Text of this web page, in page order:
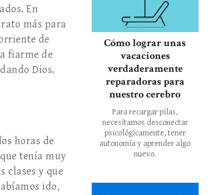
En
más para
de
fiarme de
Dios.
horas de
tenía muy
clases y que
ido,
Cómo lograr unas
vacaciones
verdaderamente
reparadoras para
nuestro cerebro
Para recargar pilas,
necesitamos desconectar
psicológicamente, tener
autonomía y aprender algo
nuevo.